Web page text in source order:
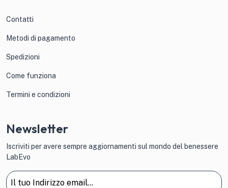
Contatti
Metodi di pagamento
Spedizioni
Come funziona
Termini e condizioni
Newsletter
Iscriviti per avere sempre aggiornamenti sul mondo del benessere
LabEvo
Email